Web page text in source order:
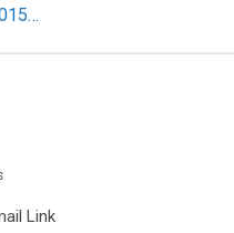
TREC AGM 2015 Panorama_800.jpg
Link